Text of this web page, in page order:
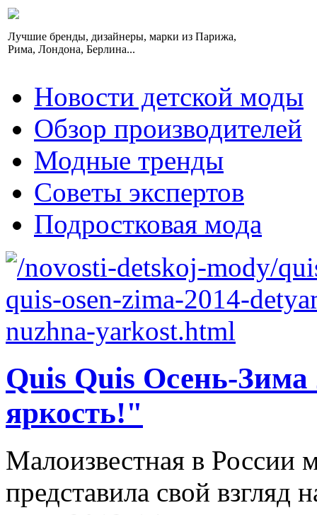
Лучшие бренды, дизайнеры, марки из Парижа,
Рима, Лондона, Берлина...
Новости детской моды
Обзор производителей
Модные тренды
Советы экспертов
Подростковая мода
Quis Quis Осень-
яркость!"
Малоизвестная в России
представила свой взгляд